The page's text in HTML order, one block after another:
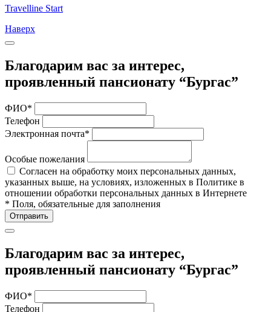
Travelline Start
Наверх
Благодарим вас за интерес,
проявленный пансионату “Бургас”
ФИО*
Телефон
Электронная почта*
Особые пожелания
Согласен на обработку моих персональных данных,
указанных выше, на условиях, изложенных в Политике в
отношении обработки персональных данных в Интернете
* Поля, обязательные для заполнения
Отправить
Благодарим вас за интерес,
проявленный пансионату “Бургас”
ФИО*
Телефон